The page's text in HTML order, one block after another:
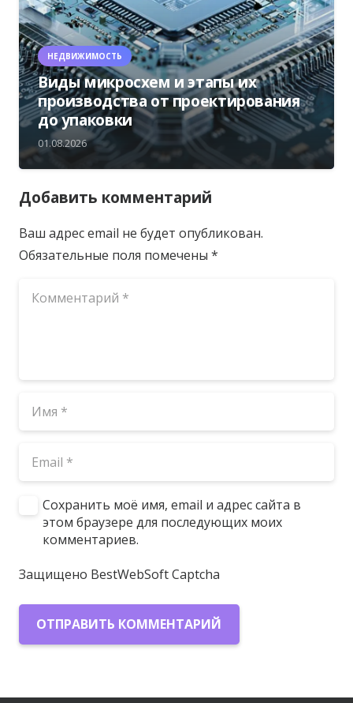
НЕДВИЖИМОСТЬ
Виды микросхем и этапы их
производства от проектирования
до упаковки
01.08.2026
Добавить комментарий
Ваш адрес email не будет опубликован.
Обязательные поля помечены *
Сохранить моё имя, email и адрес сайта в
этом браузере для последующих моих
комментариев.
Защищено BestWebSoft Captcha
ОТПРАВИТЬ КОММЕНТАРИЙ